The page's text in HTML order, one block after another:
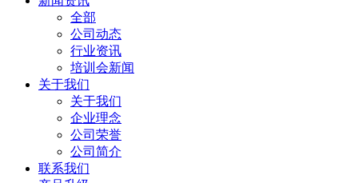
全部
公司动态
行业资讯
培训会新闻
关于我们
关于我们
企业理念
公司荣誉
公司简介
联系我们